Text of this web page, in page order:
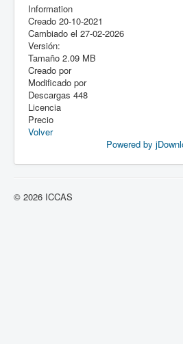
Information
Creado 20-10-2021
Cambiado el 27-02-2026
Versión:
Tamaño 2.09 MB
Creado por
Modificado por
Descargas 448
Licencia
Precio
Volver
Powered by
© 2026 ICCAS